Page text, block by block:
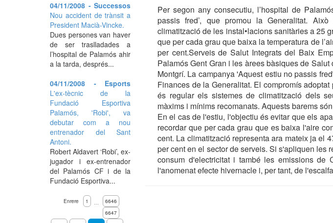
Per segon any consecutiu, l’hospital de
passis fred’, que promou la Generalitat.
climatització de les instal•lacions sanitàries a 25
que per cada grau que baixa la temperatura de
per cent.Serveis de Salut Integrats del Baix
Palamós Gent Gran i les àrees bàsiques de
Montgrí. La campanya 'Aquest estiu no passis
Finances de la Generalitat. El compromís
és regular els sistemes de climatització dels
màxims i mínims recomanats. Aquests barems
En el cas de l'estiu, l'objectiu és evitar que els
recordar que per cada grau que es baixa l'aire
cent. La climatització representa ara mateix ja el
per cent en el sector de serveis. Si s'apliquen les
consum d'electricitat i també les emissions de
l'anomenat efecte hivernacle i, per tant, de
04/11/2008 - Successos
Nou accident de trànsit a
President Macià-Vincke.
Dues persones van haver
de ser traslladades a
l’hospital de Palamós ahir
a la tarda, després...
04/11/2008 - Esports
L'ex-tècnic de la
Fundació Esportiva
Palamós, 'Robi', va
debutar com a nou
entrenador del Sant
Antoni.
Robert Aldavert ‘Robi’, ex-
jugador i ex-entrenador
del Palamós CF i de la
Fundació Esportiva...
Enrere 1 …
6646
6647